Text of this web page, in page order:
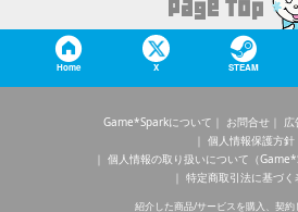
Home X STEAM
Game*Sparkについて お問合せ 広
個人情報保護方針
個人情報の取り扱いについて（
特定商取引法に基づく
紹介した商品/サービスを購入、契約